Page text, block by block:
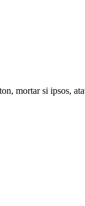
mortar si ipsos,